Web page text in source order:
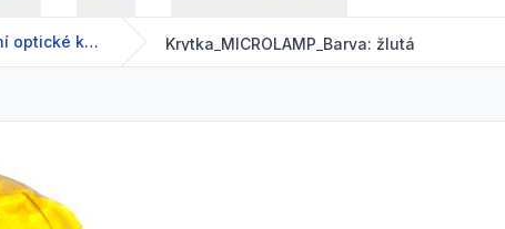
Náhradní optické kryty Krytka_MICROLAMP_Barva: žlutá